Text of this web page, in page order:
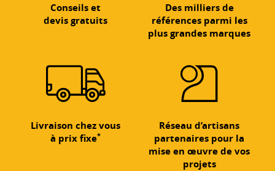
Conseils et
devis gratuits
Des milliers de
références parmi les
plus grandes marques
Livraison chez vous
à prix fixe*
Réseau d’artisans
partenaires pour la
mise en œuvre de vos
projets